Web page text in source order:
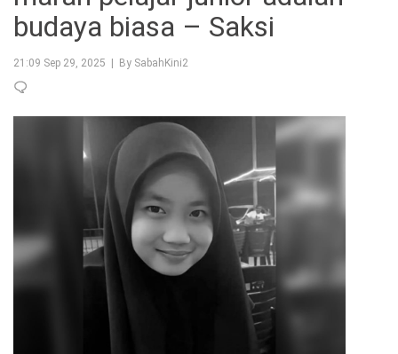
budaya biasa – Saksi
21:09 Sep 29, 2025 | By SabahKini2